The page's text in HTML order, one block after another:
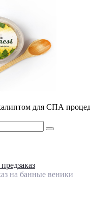
для СПА
на банные веники